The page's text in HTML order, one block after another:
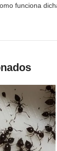
funciona